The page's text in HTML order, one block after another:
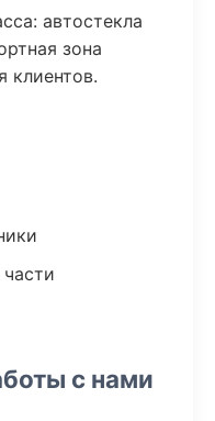
автостекла
зона
клиентов.
с нами